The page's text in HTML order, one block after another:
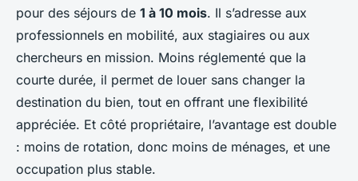
pour des séjours de 1 à 10 mois. Il s’adresse aux
professionnels en mobilité, aux stagiaires ou aux
chercheurs en mission. Moins réglementé que la
courte durée, il permet de louer sans changer la
destination du bien, tout en offrant une flexibilité
appréciée. Et côté propriétaire, l’avantage est double
: moins de rotation, donc moins de ménages, et une
occupation plus stable.